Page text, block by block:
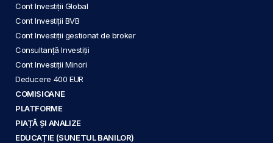
Cont Investiții Global
Cont Investiții BVB
Cont Investiții gestionat de broker
Consultanță Investiții
Cont Investiții Minori
Deducere 400 EUR
COMISIOANE
PLATFORME
PIAȚĂ ȘI ANALIZE
EDUCAȚIE (SUNETUL BANILOR)